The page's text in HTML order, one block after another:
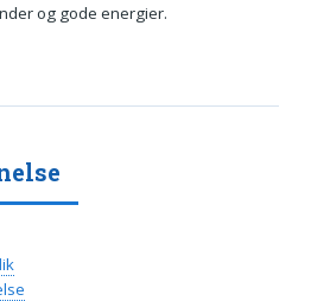
og gode energier.